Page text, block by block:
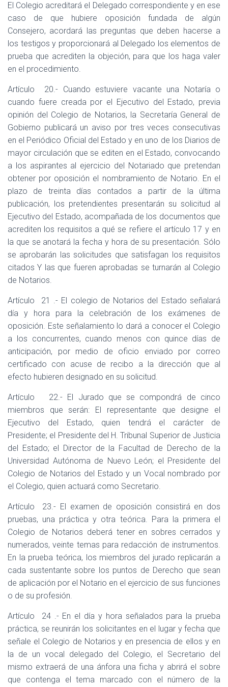
El Colegio acreditará el Delegado correspondiente y en ese
caso de que hubiere oposición fundada de algún
Consejero, acordará las preguntas que deben hacerse a
los testigos y proporcionará al Delegado los elementos de
prueba que acrediten la objeción, para que los haga valer
en el procedimiento.
Artículo
20.- Cuando estuviere vacante una Notaría o
cuando fuere creada por el Ejecutivo del Estado, previa
opinión del Colegio de Notarios, la Secretaría General de
Gobierno publicará un aviso por tres veces consecutivas
en el Periódico Oficial del Estado y en uno de los Diarios de
mayor circulación que se editen en el Estado, convocando
a los aspirantes al ejercicio del Notariado que pretendan
obtener por oposición el nombramiento de Notario. En el
plazo de treinta días contados a partir de la última
publicación, los pretendientes presentarán su solicitud al
Ejecutivo del Estado, acompañada de los documentos que
acrediten los requisitos a qué se refiere el artículo 17 y en
la que se anotará la fecha y hora de su presentación. Sólo
se aprobarán las solicitudes que satisfagan los requisitos
citados Y las que fueren aprobadas se turnarán al Colegio
de Notarios.
Artículo
21 .- El colegio de Notarios del Estado señalará
día y hora para la celebración de los exámenes de
oposición. Este señalamiento lo dará a conocer el Colegio
a los concurrentes, cuando menos con quince días de
anticipación, por medio de oficio enviado por correo
certificado con acuse de recibo a la dirección que al
efecto hubieren designado en su solicitud.
Artículo
22.- El Jurado que se compondrá de cinco
miembros que serán: El representante que designe el
Ejecutivo del Estado, quien tendrá el carácter de
Presidente; el Presidente del H. Tribunal Superior de Justicia
del Estado; el Director de la Facultad de Derecho de la
Universidad Autónoma de Nuevo León; el Presidente del
Colegio de Notarios del Estado y un Vocal nombrado por
el Colegio, quien actuará como Secretario.
Artículo
23.- El examen de oposición consistirá en dos
pruebas, una práctica y otra teórica. Para la primera el
Colegio de Notarios deberá tener en sobres cerrados y
numerados, veinte temas para redacción de instrumentos.
En la prueba teórica, los miembros del jurado replicarán a
cada sustentante sobre los puntos de Derecho que sean
de aplicación por el Notario en el ejercicio de sus funciones
o de su profesión.
Artículo
24 .- En el día y hora señalados para la prueba
práctica, se reunirán los solicitantes en el lugar y fecha que
señale el Colegio de Notarios y en presencia de ellos y en
la de un vocal delegado del Colegio, el Secretario del
mismo extraerá de una ánfora una ficha y abrirá el sobre
que contenga el tema marcado con el número de la